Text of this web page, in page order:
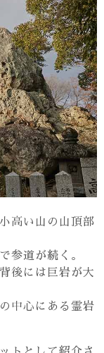
高い山の山頂部
参道が続く。
後には巨岩が大
中心にある霊岩